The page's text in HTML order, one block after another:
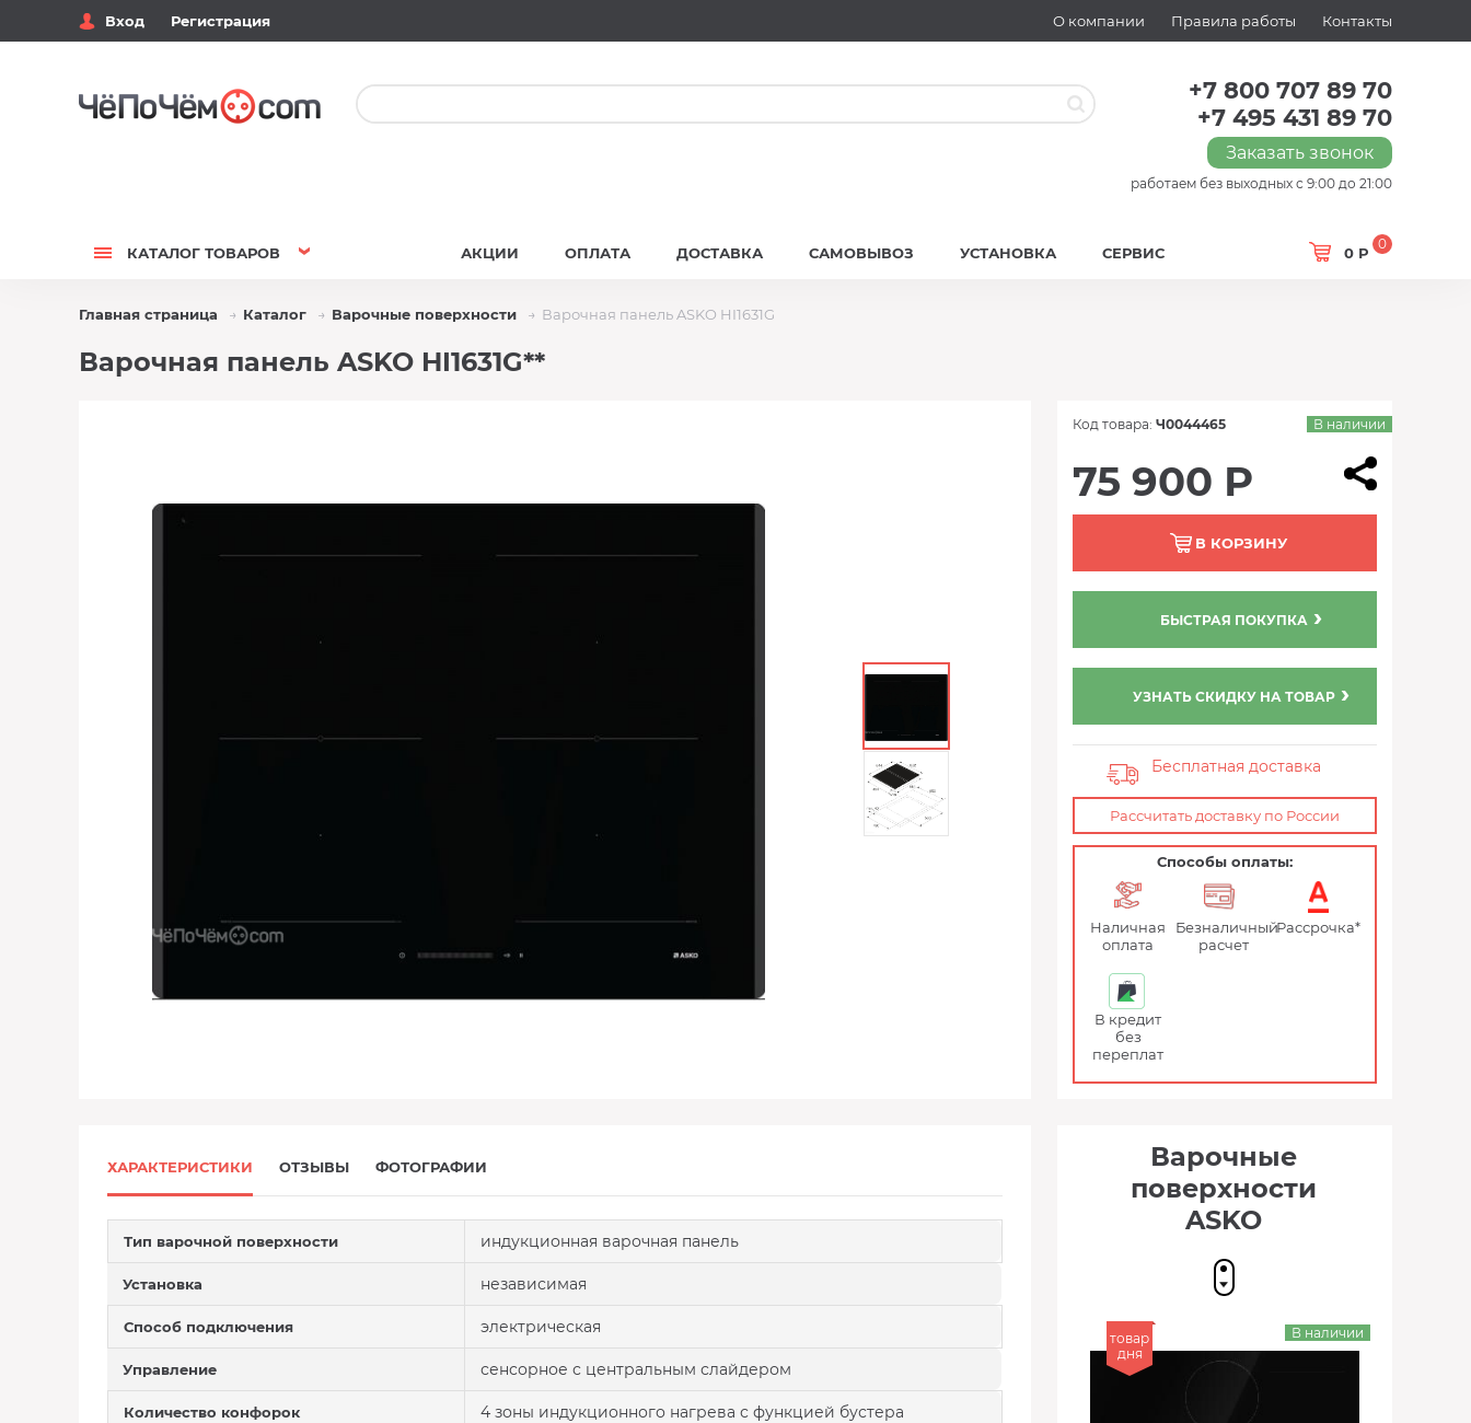
Вход Регистрация О компании Правила работы Контакты
+7 800 707 89 70
+7 495 431 89 70
Заказать звонок
работаем без выходных с 9:00 до 21:00
КАТАЛОГ ТОВАРОВ 0 Р
0
АКЦИИ ОПЛАТА ДОСТАВКА САМОВЫВОЗ УСТАНОВКА СЕРВИС
Главная страница Каталог Варочные поверхности Варочная панель ASKO HI1631G
Варочная панель ASKO HI1631G**
Код товара: Ч0044465 В наличии
75 900 Р
В КОРЗИНУ
БЫСТРАЯ ПОКУПКА
УЗНАТЬ СКИДКУ НА ТОВАР
Бесплатная доставка
Рассчитать доставку по России
Способы оплаты:
Наличная
оплата
Безналичный
расчет
Рассрочка*
В кредит
без
переплат
ХАРАКТЕРИСТИКИ ОТЗЫВЫ ФОТОГРАФИИ
Тип варочной поверхности индукционная варочная панель
Установка независимая
Способ подключения электрическая
Управление сенсорное с центральным слайдером
Количество конфорок 4 зоны индукционного нагрева с функцией бустера
Варочные
поверхности
ASKO
товар
дня
В наличии